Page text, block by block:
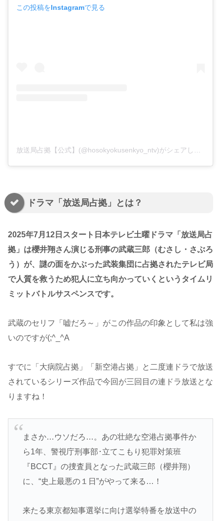
この投稿をInstagramで見る
ドラマ「放送局占拠」とは？
2025年7月12日スタート日本テレビ土曜ドラマ「放送局占
拠」は櫻井翔さん演じる刑事の武蔵三郎（むさし・さぶろ
う）が、謎の面をかぶった武装集団に占拠されたテレビ局
で人質を救うため犯人に立ち向かっていくというタイムリ
ミットバトルサスペンスです。
武蔵のセリフ「嘘だろ～」がこの作品の印象として私は強
いのですが(;^_^A
すでに「大病院占拠」「新空港占拠」と二度連ドラで放送
されているシリーズ作品で今回が三回目の連ドラ放送とな
りますね！
まさか…ウソだろ…。あの壮絶な空港占拠事件か
ら1年、警視庁刑事部･立てこもり犯罪対策班
『BCCT』の捜査員となった武蔵三郎（櫻井翔）
に、“史上最悪の１日”がやって来る…！
来たる東京都知事選挙に向け選挙特番を放送中の